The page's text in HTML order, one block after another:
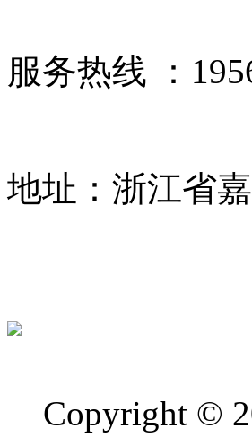
服务热线 ：
地址：浙江省
Copyright ©